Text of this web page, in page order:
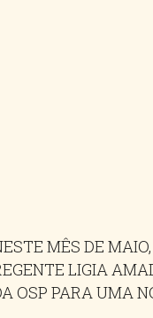
MÊS DE
LIGIA
OSP PARA UMA